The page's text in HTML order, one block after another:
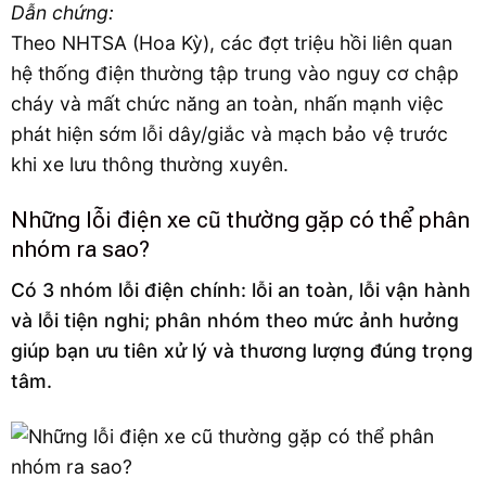
Dẫn chứng:
Theo NHTSA (Hoa Kỳ), các đợt triệu hồi liên quan
hệ thống điện thường tập trung vào nguy cơ chập
cháy và mất chức năng an toàn, nhấn mạnh việc
phát hiện sớm lỗi dây/giắc và mạch bảo vệ trước
khi xe lưu thông thường xuyên.
Những lỗi điện xe cũ thường gặp có thể phân
nhóm ra sao?
Có 3 nhóm lỗi điện chính: lỗi an toàn, lỗi vận hành
và lỗi tiện nghi; phân nhóm theo mức ảnh hưởng
giúp bạn ưu tiên xử lý và thương lượng đúng trọng
tâm.